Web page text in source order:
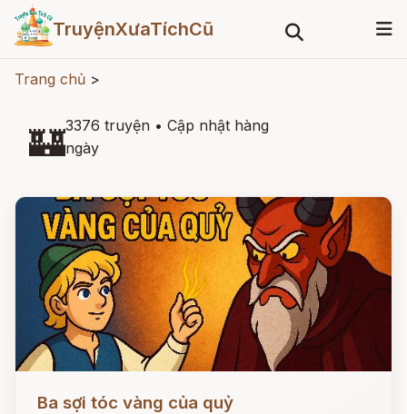
TruyệnXưaTíchCũ
Trang chủ >
🏰3376 truyện • Cập nhật hàng
ngày
Ba sợi tóc vàng của quỷ